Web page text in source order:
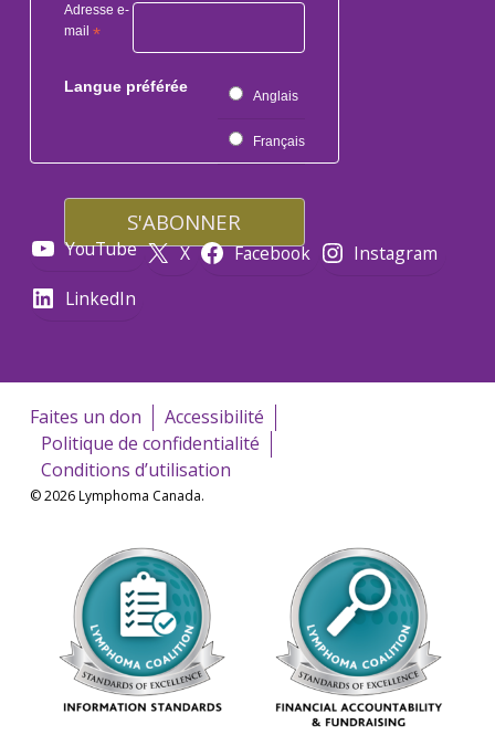
Adresse e-
mail *
Langue préférée
Anglais
Français
YouTube X Facebook
Instagram
LinkedIn
Faites un don
Accessibilité
Politique de confidentialité
Conditions d’utilisation
© 2026 Lymphoma Canada.